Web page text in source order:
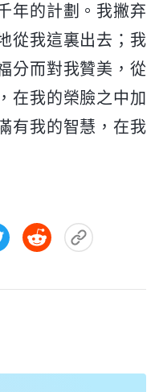
年的計劃。我撇弃
從我這裏出去；我
分而對我贊美，從
在我的榮臉之中加
有我的智慧，在我